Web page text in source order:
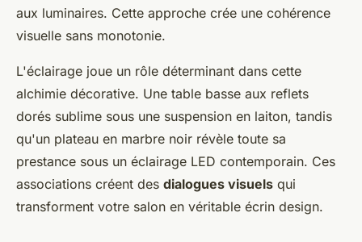
aux luminaires. Cette approche crée une cohérence
visuelle sans monotonie.
L'éclairage joue un rôle déterminant dans cette
alchimie décorative. Une table basse aux reflets
dorés sublime sous une suspension en laiton, tandis
qu'un plateau en marbre noir révèle toute sa
prestance sous un éclairage LED contemporain. Ces
associations créent des dialogues visuels qui
transforment votre salon en véritable écrin design.